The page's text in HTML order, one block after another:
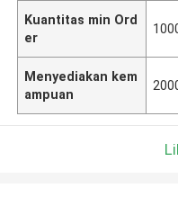
Kuantitas min Ord
er
Menyediakan kem
ampuan